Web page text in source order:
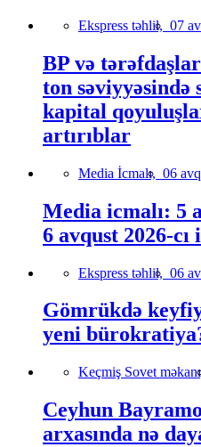
Ekspress təhlil, 07
BP və
ton səviyyəsində
kapital
artırıblar
Media İcmalı, 06
Media icmalı: 5
6 avqust 2026-
Ekspress təhlil, 06
Gömrükdə
yeni
Keçmiş Sovet
Ceyhun
arxasında nə